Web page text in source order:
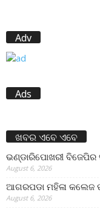
Adv
Ads
ଖବର ଏବେ ଏବେ
ଭଣ୍ଡାରିପୋଖରୀ ବିଜେପିର
August 6, 2026
ଆଗରପଡା ମହିଳା କଲେଜ
August 6, 2026